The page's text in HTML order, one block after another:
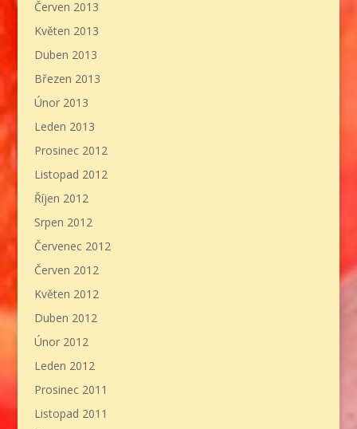
Červen 2013
Květen 2013
Duben 2013
Březen 2013
Únor 2013
Leden 2013
Prosinec 2012
Listopad 2012
Říjen 2012
Srpen 2012
Červenec 2012
Červen 2012
Květen 2012
Duben 2012
Únor 2012
Leden 2012
Prosinec 2011
Listopad 2011